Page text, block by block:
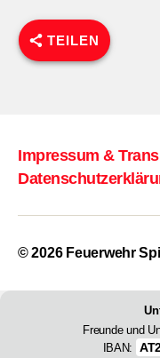
TEILEN
Impressum &
© 2026 Feuerwehr
Freunde und
IBAN: